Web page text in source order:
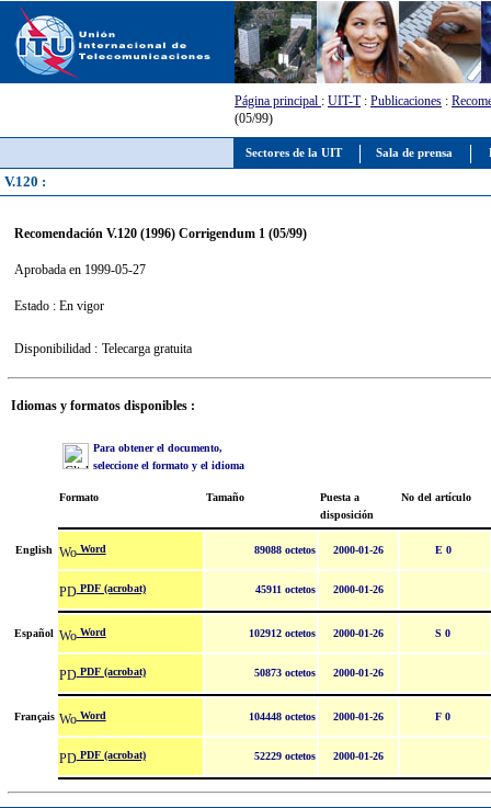
Sectores de la UIT Sala de prensa
Página principal : UIT-T: Publicaciones :
(05/99)
V.120 :
Recomendación V.120 (1996) Corrigendum 1 (05/99)
Aprobada en 1999-05-27
Estado : En vigor
Disponibilidad : Telecarga gratuita
Idiomas y formatos disponibles :
Para obtener el documento,
seleccione el formato y el idioma
Formato Tamaño
Puesta a
disposición
No del artículo
English Word 89088 octetos 2000-01-26 E 0
PDF (acrobat) 45911 octetos 2000-01-26
Español Word 102912 octetos 2000-01-26 S 0
PDF (acrobat) 50873 octetos 2000-01-26
Français Word 104448 octetos 2000-01-26 F 0
PDF (acrobat) 52229 octetos 2000-01-26